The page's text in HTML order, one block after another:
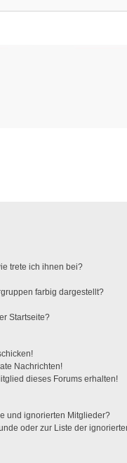
trete ich ihnen bei?
farbig dargestellt?
Startseite?
Nachrichten!
dieses Forums erhalten!
und ignorierten Mitglieder?
oder zur Liste der